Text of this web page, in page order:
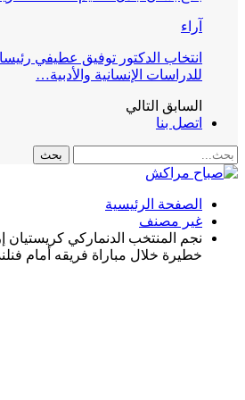
آراء
انتخاب الدكتور توفيق عطيفي
للدراسات الإنسانية والأدبية…
السابق التالي
اتصل بنا
الصفحة الرئيسية
غير مصنف
نجم المنتخب الدنماركي
خطيرة خلال مباراة فريقه أمام